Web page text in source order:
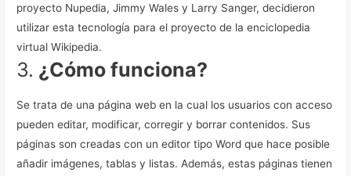
proyecto Nupedia, Jimmy Wales y Larry Sanger, decidieron
utilizar esta tecnología para el proyecto de la enciclopedia
virtual Wikipedia.
3. ¿Cómo funciona?
Se trata de una página web en la cual los usuarios con acceso
pueden editar, modificar, corregir y borrar contenidos. Sus
páginas son creadas con un editor tipo Word que hace posible
añadir imágenes, tablas y listas. Además, estas páginas tienen